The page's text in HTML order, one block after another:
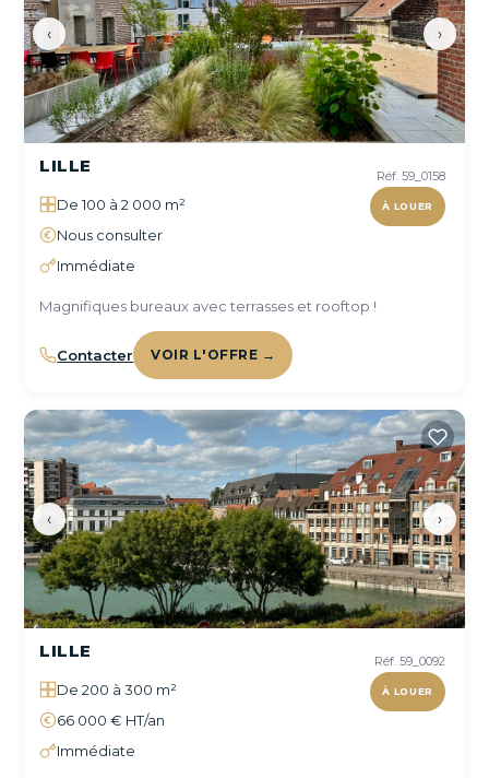
‹ ›
Réf. 59_0158
À LOUER
LILLE
De 100 à 2 000 m²
Nous consulter
Immédiate
Magnifiques bureaux avec terrasses et rooftop !
Contacter VOIR L'OFFRE →
‹ ›
Réf. 59_0092
À LOUER
LILLE
De 200 à 300 m²
66 000 € HT/an
Immédiate